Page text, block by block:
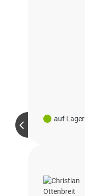
auf Lager